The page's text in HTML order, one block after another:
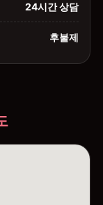
24시간 상담
후불제